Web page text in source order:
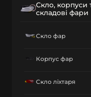
Скло, корпуси
складові фари
Скло фар
Корпус фар
Скло ліхтаря